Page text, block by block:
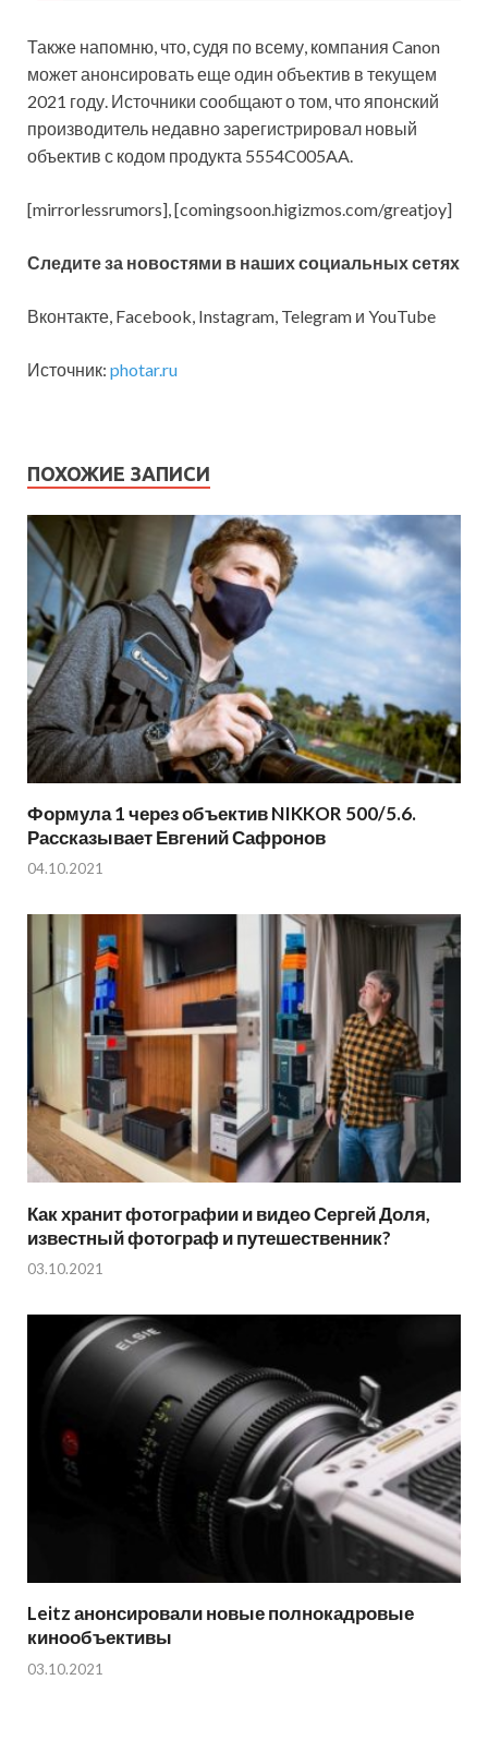
Также напомню, что, судя по всему, компания Canon
может анонсировать еще один объектив в текущем
2021 году. Источники сообщают о том, что японский
производитель недавно зарегистрировал новый
объектив с кодом продукта 5554C005AA.
[mirrorlessrumors], [comingsoon.higizmos.com/greatjoy]
Следите за новостями в наших социальных сетях
Вконтакте, Facebook, Instagram, Telegram и YouTube
Источник: photar.ru
ПОХОЖИЕ ЗАПИСИ
Формула 1 через объектив NIKKOR 500/5.6.
Рассказывает Евгений Сафронов
04.10.2021
Как хранит фотографии и видео Сергей Доля,
известный фотограф и путешественник?
03.10.2021
Leitz анонсировали новые полнокадровые
кинообъективы
03.10.2021